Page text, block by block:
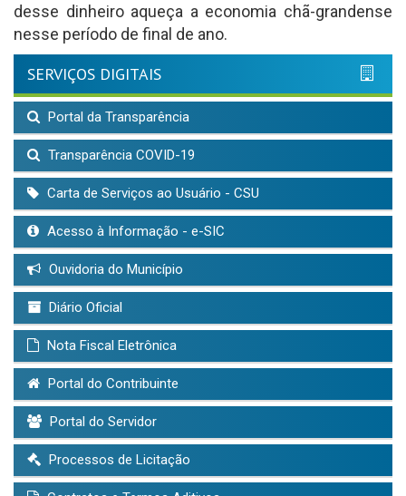
desse dinheiro aqueça a economia chã-grandense
nesse período de final de ano.
SERVIÇOS DIGITAIS
Portal da Transparência
Transparência COVID-19
Carta de Serviços ao Usuário - CSU
Acesso à Informação - e-SIC
Ouvidoria do Município
Diário Oficial
Nota Fiscal Eletrônica
Portal do Contribuinte
Portal do Servidor
Processos de Licitação